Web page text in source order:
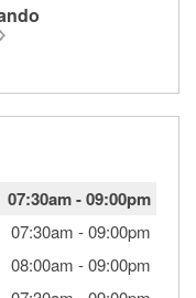
07:30am-09:00pm
07:30am -09:00pm
08:00am -09:00pm